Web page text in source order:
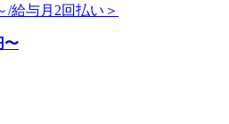
/給与月2回払い＞
〜